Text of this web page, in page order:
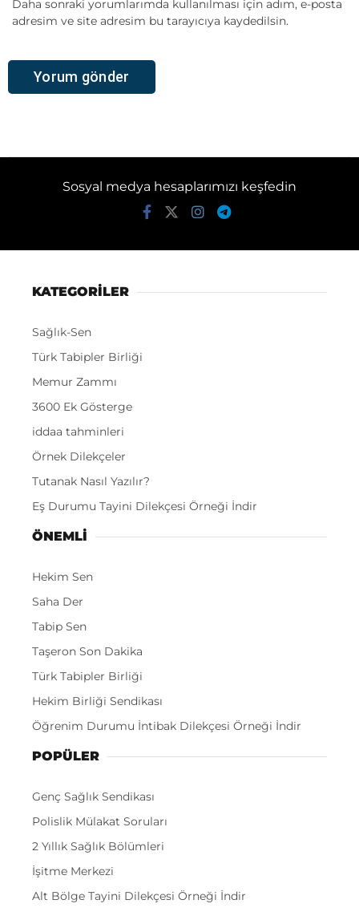
Daha sonraki yorumlarımda kullanılması için adım, e-posta
adresim ve site adresim bu tarayıcıya kaydedilsin.
Sosyal medya hesaplarımızı keşfedin
KATEGORİLER
Sağlık-Sen
Türk Tabipler Birliği
Memur Zammı
3600 Ek Gösterge
iddaa tahminleri
Örnek Dilekçeler
Tutanak Nasıl Yazılır?
Eş Durumu Tayini Dilekçesi Örneği İndir
ÖNEMLI
Hekim Sen
Saha Der
Tabip Sen
Taşeron Son Dakika
Türk Tabipler Birliği
Hekim Birliği Sendikası
Öğrenim Durumu İntibak Dilekçesi Örneği İndir
POPÜLER
Genç Sağlık Sendikası
Polislik Mülakat Soruları
2 Yıllık Sağlık Bölümleri
İşitme Merkezi
Alt Bölge Tayini Dilekçesi Örneği İndir